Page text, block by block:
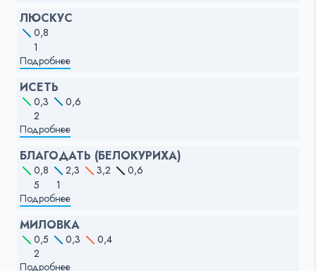
ЛЮСКУС
0,8
1
Подробнее
ИСЕТЬ
0,3
0,6
2
Подробнее
БЛАГОДАТЬ (БЕЛОКУРИХА)
0,8 2,3 3,2
0,6
5
1
Подробнее
МИЛОВКА
0,5 0,3
0,4
2
Подробнее